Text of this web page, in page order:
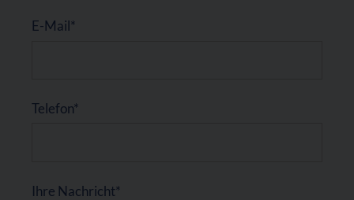
E-Mail*
Telefon*
Ihre Nachricht*